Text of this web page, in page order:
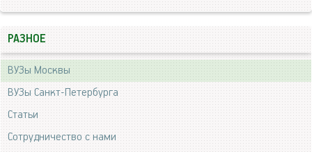
РАЗНОЕ
ВУЗы Москвы
ВУЗы Санкт-Петербурга
Статьи
Сотрудничество с нами